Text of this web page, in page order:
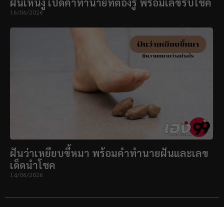
16/06/2026
ฝันว่าเหยียบขี้หมา พร้อมคำทำนายฝันและเลข
เด็ดนำโชค
14/06/2026